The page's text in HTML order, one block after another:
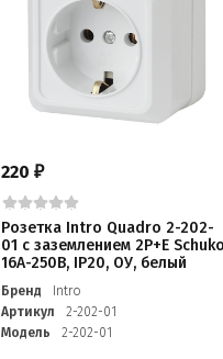
220₽
Розетка Intro Quadro 2-202-
01 с заземлением 2P+E
16А-250В, IP20, ОУ, белый
Бренд
Intro
Артикул
2-202-01
Модель
2-202-01